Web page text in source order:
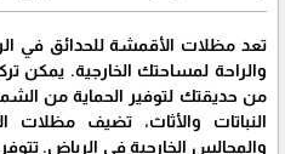
تعد مظلات الأقمشة للحدائق في
والراحة لمساحتك الخارجية.
من حديقتك لتوفير الحماية من
النباتات والأثاث، تضيف مظلات
والمجالس الخارجية في الرياض.